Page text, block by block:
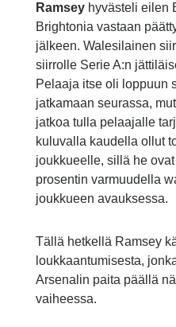
Ramsey hyvästeli eilen
Brightonia vastaan
jälkeen. Walesilainen
siirrolle Serie A:n
Pelaaja itse oli loppuun
jatkamaan seurassa,
jatkoa tulla pelaajalle
kuluvalla kaudella ollut
joukkueelle, sillä he
prosentin varmuudella
joukkueen avauksessa.
Tällä hetkellä Ramsey
loukkaantumisesta,
Arsenalin paita päällä
vaiheessa.